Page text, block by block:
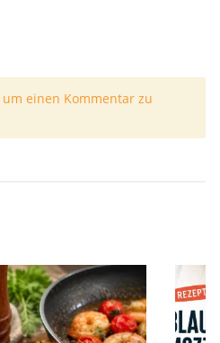
einen Kommentar zu